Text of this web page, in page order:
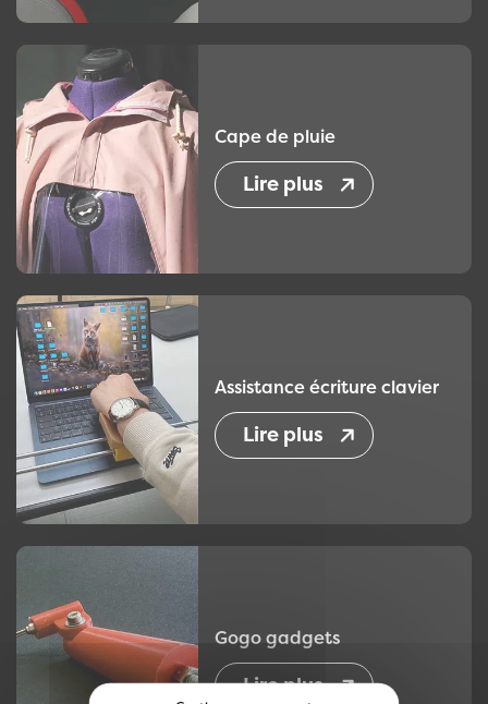
Cape de pluie
Lire plus
Assistance écriture clavier
Lire plus
Gogo gadgets
Lire plus